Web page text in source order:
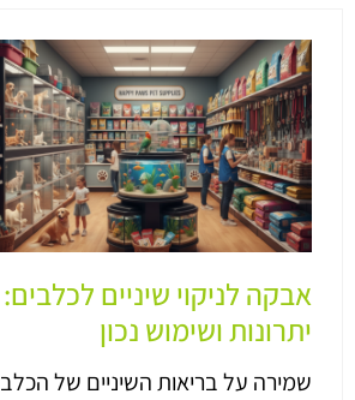
אבקה לניקוי שיניים לכלבים:
יתרונות ושימוש נכון
שמירה על בריאות השיניים של הכלב